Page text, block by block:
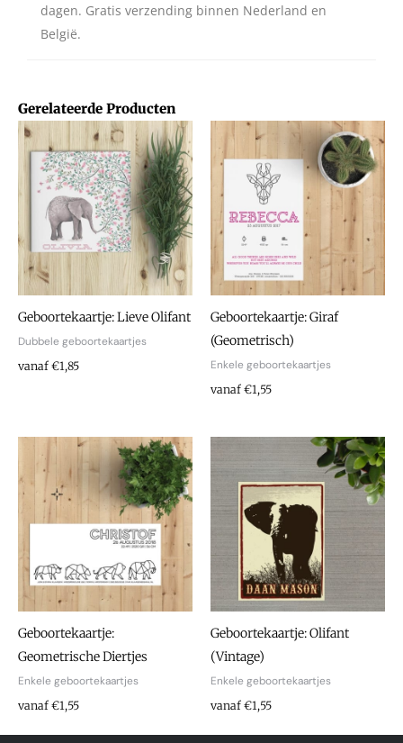
dagen. Gratis verzending binnen Nederland en
België.
Gerelateerde Producten
Geboortekaartje: Lieve Olifant
Dubbele geboortekaartjes
vanaf €1,85
Geboortekaartje: Giraf
(Geometrisch)
Enkele geboortekaartjes
vanaf €1,55
Geboortekaartje:
Geometrische Diertjes
Enkele geboortekaartjes
vanaf €1,55
Geboortekaartje: Olifant
(Vintage)
Enkele geboortekaartjes
vanaf €1,55